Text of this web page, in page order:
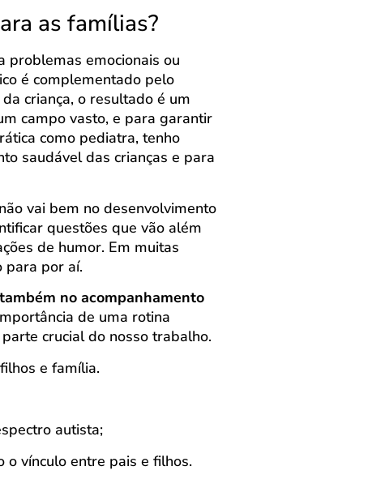
as famílias?
problemas emocionais ou
é complementado pelo
criança, o resultado é um
campo vasto, e para garantir
como pediatra, tenho
saudável das crianças e para
vai bem no desenvolvimento
questões que vão além
de humor. Em muitas
para por aí.
no acompanhamento
de uma rotina
crucial do nosso trabalho.
e família.
autista;
o vínculo entre pais e filhos.